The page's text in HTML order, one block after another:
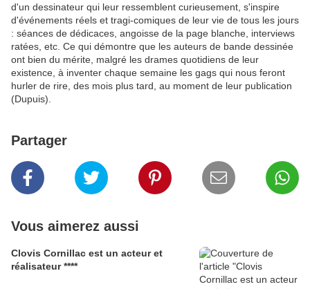
d'un dessinateur qui leur ressemblent curieusement, s'inspire
d'événements réels et tragi-comiques de leur vie de tous les jours
: séances de dédicaces, angoisse de la page blanche, interviews
ratées, etc. Ce qui démontre que les auteurs de bande dessinée
ont bien du mérite, malgré les drames quotidiens de leur
existence, à inventer chaque semaine les gags qui nous feront
hurler de rire, des mois plus tard, au moment de leur publication
(Dupuis).
Partager
Vous aimerez aussi
Clovis Cornillac est un acteur et
réalisateur ****